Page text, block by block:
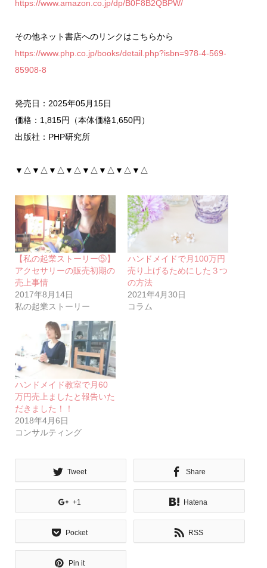
https://www.amazon.co.jp/dp/B0F8B2QBPW/
その他ネット書店へのリンクはこちらから
https://www.php.co.jp/books/detail.php?isbn=978-4-569-
85908-8
発売日：2025年05月15日
価格：1,815円（本体価格1,650円）
出版社：PHP研究所
▼△▼△▼△▼△▼△▼△▼△▼△
【私の起業ストーリー⑤】
アクセサリーの販売初期の
売上事情
2017年8月14日
私の起業ストーリー
ハンドメイドで月100万円
売り上げるためにした３つ
の方法
2021年4月30日
コラム
ハンドメイド教室で月60
万円売上ましたと報告いた
だきました！！
2018年4月6日
コンサルティング
Tweet Share
+1 Hatena
Pocket RSS
Pin it